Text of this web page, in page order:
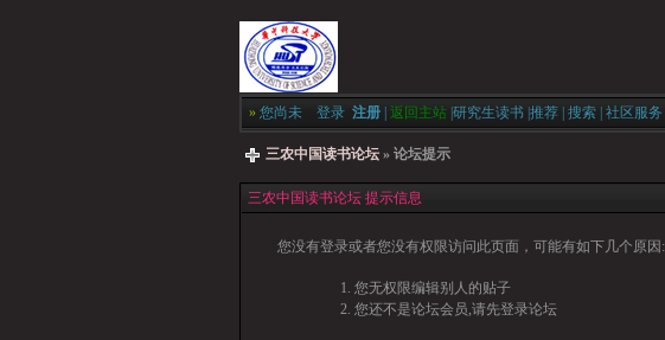
» 您尚未 登录 注册 返回主站 研究生读书 推荐 搜索 社区服务
三农中国读书论坛 » 论坛提示
三农中国读书论坛 提示信息
您没有登录或者您没有权限访问此页面，可能有如下几个原因:
您无权限编辑别人的贴子
您还不是论坛会员,请先登录论坛